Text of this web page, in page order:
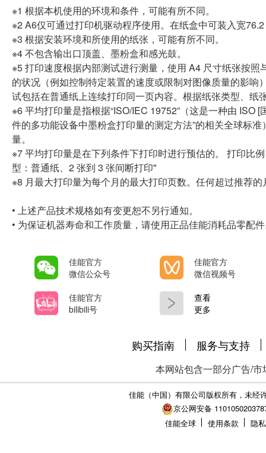
※1 根据本机使用的环境和条件，可能有所不同。
※2 A6仅可通过打印机驱动程序使用。在纸盒中可装入宽
※3 根据安装环境和所使用的纸张，可能有所不同。
※4 不包含输出口顶盖、墨粉盒和感光鼓。
※5 打印速度根据内部测试进行测量，使用 A4 尺寸纸张按
的状况（例如控制特定装置的速度或限制对图像质量的影
试包括在普通纸上连续打印同一页内容。根据纸张类型、
※6 平均打印量是指根据“ISO/IEC 19752”（这是一种由 ISO
件的多功能设备中墨粉盒打印量的测定方法”的相关全球标
量。
※7 平均打印量是在下列条件下打印时进行预估的。 打印比
型：普通纸、2 张到 3 张间断打印"
※8 月最大打印量为每个月的最大打印页数。任何超过推荐
• 上述产品技术规格如有变更恕不另行通知。
• 为保证机器寿命和工作质量，请使用正品佳能消耗品零配
佳能官方
微信公众号
佳能官方
微信视频号
佳能官方
bilibili号
查看
更多
购买指南 服务与支持
本网站包含一部分广告/
佳能（中国）有限公司版权所有，未经
京公网安备
佳能全球
使用条款 隐